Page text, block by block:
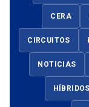
CERA
CIRCUITOS
NOTICIAS
HÍBRIDOS